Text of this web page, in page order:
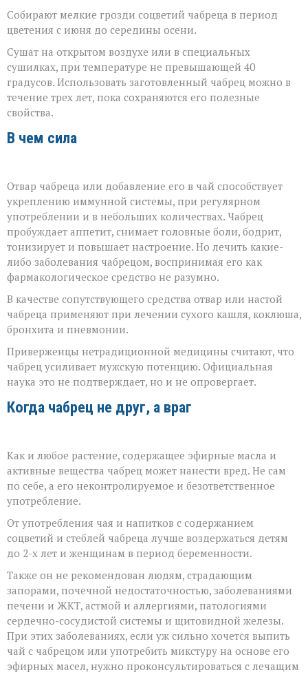
Собирают мелкие грозди соцветий чабреца в период
цветения с июня до середины осени.
Сушат на открытом воздухе или в специальных
сушилках, при температуре не превышающей 40
градусов. Использовать заготовленный чабрец можно в
течение трех лет, пока сохраняются его полезные
свойства.
В чем сила
Отвар чабреца или добавление его в чай способствует
укреплению иммунной системы, при регулярном
употреблении и в небольших количествах. Чабрец
пробуждает аппетит, снимает головные боли, бодрит,
тонизирует и повышает настроение. Но лечить какие-
либо заболевания чабрецом, воспринимая его как
фармакологическое средство не разумно.
В качестве сопутствующего средства отвар или настой
чабреца применяют при лечении сухого кашля, коклюша,
бронхита и пневмонии.
Приверженцы нетрадиционной медицины считают, что
чабрец усиливает мужскую потенцию. Официальная
наука это не подтверждает, но и не опровергает.
Когда чабрец не друг, а враг
Как и любое растение, содержащее эфирные масла и
активные вещества чабрец может нанести вред. Не сам
по себе, а его неконтролируемое и безответственное
употребление.
От употребления чая и напитков с содержанием
соцветий и стеблей чабреца лучше воздержаться детям
до 2-х лет и женщинам в период беременности.
Также он не рекомендован людям, страдающим
запорами, почечной недостаточностью, заболеваниями
печени и ЖКТ, астмой и аллергиями, патологиями
сердечно-сосудистой системы и щитовидной железы.
При этих заболеваниях, если уж сильно хочется выпить
чай с чабрецом или употребить микстуру на основе его
эфирных масел, нужно проконсультироваться с лечащим